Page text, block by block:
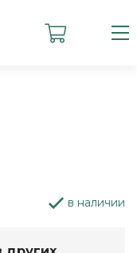
в наличии